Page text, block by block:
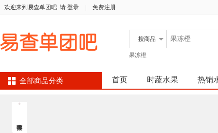
欢迎来到易查单团吧 请 登录 免费注册
搜商品
果冻橙
全部商品分类 首页 时蔬水果 热销